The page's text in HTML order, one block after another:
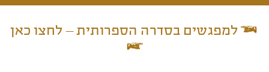
למפגשים בסדרה הספרותית – לחצו כאן